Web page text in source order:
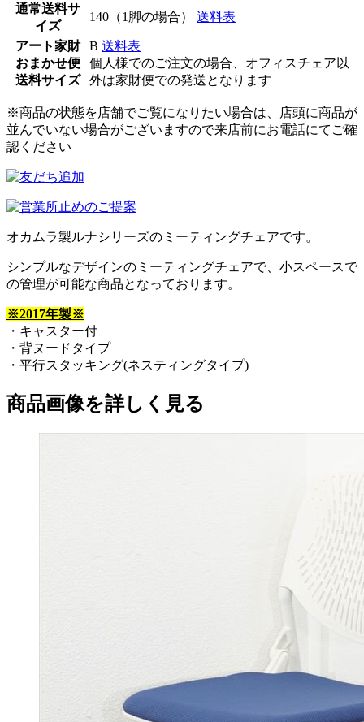
通常送料サ
イズ
140（1脚の場合） 送料表
アート家財
おまかせ便
送料サイズ
B 送料表
個人様でのご注文の場合、オフィスチェア以
外は家財便での発送となります
※商品の状態を店舗でご覧になりたい場合は、店頭に商品が
並んでいない場合がございますので来店前にお電話にてご確
認ください
オカムラ製ルナシリーズのミーティングチェアです。
シンプルなデザインのミーティングチェアで、小スペースで
の管理が可能な商品となっております。
※2017年製※
・キャスター付
・背ヌードタイプ
・平行スタッキング(ネスティングタイプ)
商品画像を詳しく見る